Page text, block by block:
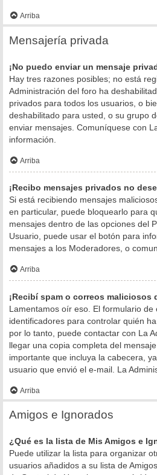
Arriba
Mensajería privada
¡No puedo enviar un mensaje
Hay tres razones posibles; no está
Administración del foro ha
privados para todos los usuarios, o
deshabilitado para usted, o su grupo
enviar mensajes. Comuníquese con
información.
Arriba
¡Recibo mensajes privados no
Si está recibiendo mensajes
en particular, puede bloquearlo para
mensajes dentro de las opciones del
Usuario, puede usar el botón para
mensajes a los Moderadores, o
Arriba
¡Recibí spam o correos maliciosos
Lamentamos oír eso. El formulario de
identificadores para controlar quién
por lo tanto, puede contactar con La
llegar una copia completa del
importante que incluya la cabecera,
usuario que envió el e-mail. La
Arriba
Amigos e Ignorados
¿Qué es la lista de Mis Amigos e
Puede utilizar la lista para organizar
usuarios añadidos a su lista de